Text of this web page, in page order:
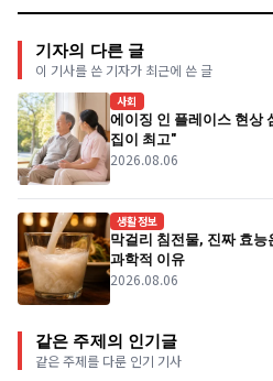
기자의 다른 글
이 기사를 쓴 기자가 최근에 쓴 글
사회
에이징 인 플레이스 현상
집이 최고"
2026.08.06
생활정보
막걸리 침전물, 진짜 효
과학적 이유
2026.08.06
같은 주제의 인기글
같은 주제를 다룬 인기 기사